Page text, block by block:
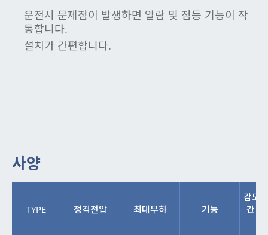
운전시 문제점이 발생하면 알람 및 점등 기능이 작
동합니다.
설치가 간편합니다.
사양
TYPE 정격전압 최대부하 기능
감도
간